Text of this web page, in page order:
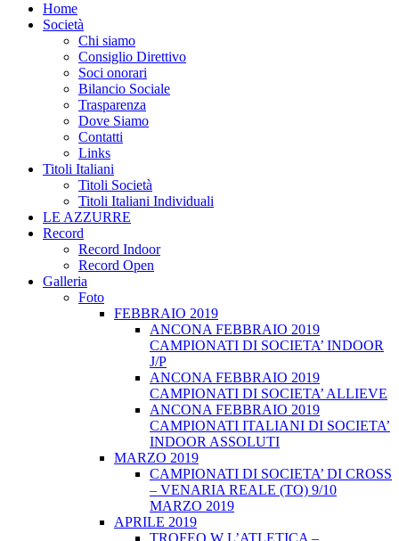
Home
Società
Chi siamo
Consiglio Direttivo
Soci onorari
Bilancio Sociale
Trasparenza
Dove Siamo
Contatti
Links
Titoli Italiani
Titoli Società
Titoli Italiani Individuali
LE AZZURRE
Record
Record Indoor
Record Open
Galleria
Foto
FEBBRAIO 2019
ANCONA FEBBRAIO 2019
CAMPIONATI DI SOCIETA’ INDOOR
J/P
ANCONA FEBBRAIO 2019
CAMPIONATI DI SOCIETA’ ALLIEVE
ANCONA FEBBRAIO 2019
CAMPIONATI ITALIANI DI SOCIETA’
INDOOR ASSOLUTI
MARZO 2019
CAMPIONATI DI SOCIETA’ DI CROSS
– VENARIA REALE (TO) 9/10
MARZO 2019
APRILE 2019
TROFEO W L’ATLETICA –